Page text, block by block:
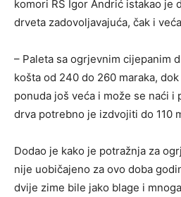
komori RS Igor Andrić istakao je
drveta zadovoljavajuća, čak i
– Paleta sa ogrjevnim cijepanim
košta od 240 do 260 maraka,
ponuda još veća i može se naći i
drva potrebno je izdvojiti do 110
Dodao je kako je potražnja za
nije uobičajeno za ovo doba
dvije zime bile jako blage i